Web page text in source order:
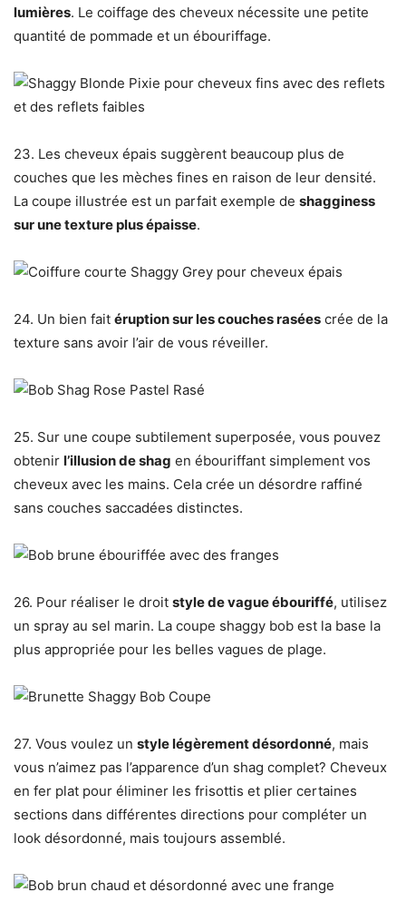
lumières. Le coiffage des cheveux nécessite une petite
quantité de pommade et un ébouriffage.
23. Les cheveux épais suggèrent beaucoup plus de
couches que les mèches fines en raison de leur densité.
La coupe illustrée est un parfait exemple de shagginess
sur une texture plus épaisse.
24. Un bien fait éruption sur les couches rasées crée de la
texture sans avoir l’air de vous réveiller.
25. Sur une coupe subtilement superposée, vous pouvez
obtenir l’illusion de shag en ébouriffant simplement vos
cheveux avec les mains. Cela crée un désordre raffiné
sans couches saccadées distinctes.
26. Pour réaliser le droit style de vague ébouriffé, utilisez
un spray au sel marin. La coupe shaggy bob est la base la
plus appropriée pour les belles vagues de plage.
27. Vous voulez un style légèrement désordonné, mais
vous n’aimez pas l’apparence d’un shag complet? Cheveux
en fer plat pour éliminer les frisottis et plier certaines
sections dans différentes directions pour compléter un
look désordonné, mais toujours assemblé.